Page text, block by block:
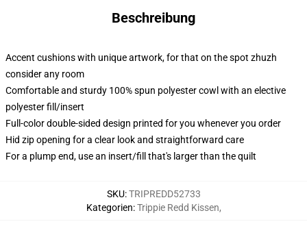
Beschreibung
Accent cushions with unique artwork, for that on the spot zhuzh
consider any room
Comfortable and sturdy 100% spun polyester cowl with an elective
polyester fill/insert
Full-color double-sided design printed for you whenever you order
Hid zip opening for a clear look and straightforward care
For a plump end, use an insert/fill that's larger than the quilt
SKU:TRIPREDD52733
Kategorien:Trippie Redd Kissen,